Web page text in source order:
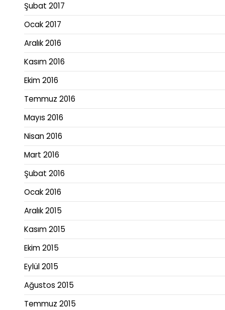
Şubat 2017
Ocak 2017
Aralık 2016
Kasım 2016
Ekim 2016
Temmuz 2016
Mayıs 2016
Nisan 2016
Mart 2016
Şubat 2016
Ocak 2016
Aralık 2015
Kasım 2015
Ekim 2015
Eylül 2015
Ağustos 2015
Temmuz 2015